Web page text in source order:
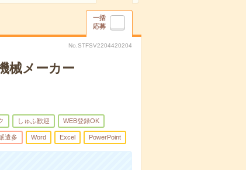
一括
応募
No.STFSV2204420204
械メーカー
しゅふ歓迎 WEB登録OK
遣多 Word Excel PowerPoint